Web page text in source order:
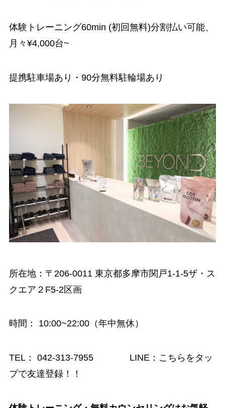
体験トレーニング60min (初回無料)分割払い可能、
月々¥4,000台~
提携駐車場あり・90分無料駐輪場あり
所在地：〒206-0011 東京都多摩市関戸1-1-5ザ・ス
クエア２F5-2区画
時間 ： 10:00~22:00（年中無休）
TEL： 042-313-7955LINE： こちらをタッ
プで友達登録！！